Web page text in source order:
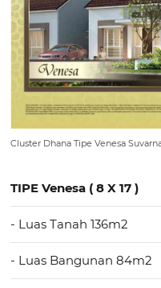
Cluster Dhana Tipe Venesa
TIPE Venesa ( 8 X 17 )
- Luas Tanah 136m2
- Luas Bangunan 84m2